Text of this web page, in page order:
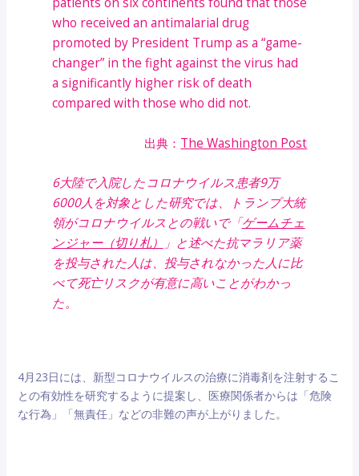
who received an antimalarial drug
promoted by President Trump as a “game-
changer” in the fight against the virus had
a significantly higher risk of death
compared with those who did not.
出典： The Washington Post
6大陸で入院したコロナウイルス患者9万
6000人を対象とした研究では、トランプ大統
領がコロナウイルスとの戦いで「ゲームチェ
ンジャー（切り札） 」と述べた抗マラリア薬
を投与された人は、投与されなかった人に比
べて死亡リスクが有意に高いことがわかっ
た。
4月23日には、新型コロナウイルスの治療に消毒剤を注射するこ
との有効性を研究するように提案し、医療関係者からは「危険
な行為」「無責任」などの非難の声が上がりました。